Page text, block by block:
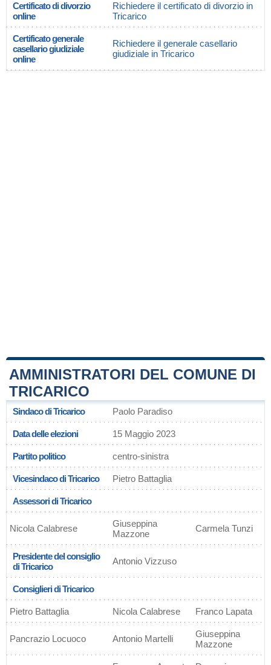
Certificato di divorzio
online
Richiedere il certificato di divorzio in
Tricarico
Certificato generale
casellario giudiziale
online
Richiedere il generale casellario
giudiziale in Tricarico
AMMINISTRATORI DEL COMUNE DI
TRICARICO
Sindaco di Tricarico Paolo Paradiso
Data delle elezioni 15 Maggio 2023
Partito politico centro-sinistra
Vicesindaco di Tricarico Pietro Battaglia
Assessori di Tricarico
Nicola Calabrese
Giuseppina
Mazzone
Carmela Tunzi
Presidente del consiglio
di Tricarico
Antonio Vizzuso
Consiglieri di Tricarico
Pietro Battaglia Nicola Calabrese Franco Lapata
Pancrazio Locuoco Antonio Martelli
Giuseppina
Mazzone